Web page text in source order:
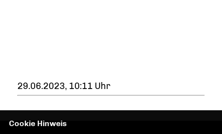
29.06.2023, 10:11 Uhr
Cookie Hinweis